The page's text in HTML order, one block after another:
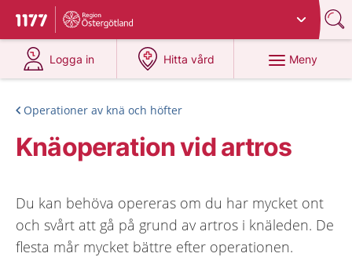
Till startsidan för 1177
Du har valt region
Logga in
på 1177.se
Hitta vård
på 1177.se
Meny
Operationer av knä och höfter
Knäoperation vid artros
Du kan behöva opereras om du har mycket ont
och svårt att gå på grund av artros i knäleden. De
flesta mår mycket bättre efter operationen.